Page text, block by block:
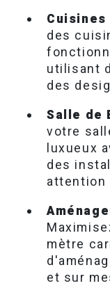
des
utilisant
des
Salle de
votre
luxueux
des
attention
mètre
et sur